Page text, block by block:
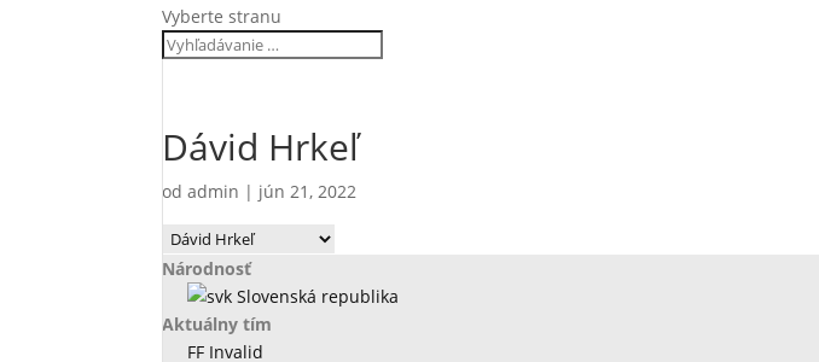
Vyberte stranu
Dávid Hrkeľ
odadmin | jún 21, 2022
Národnosť
Slovenská republika
Aktuálny tím
FF Invalid